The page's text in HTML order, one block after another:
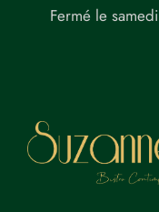
Fermé le samedi